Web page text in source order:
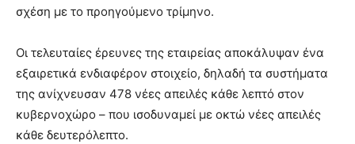
σχέση με το προηγούμενο τρίμηνο.
Οι τελευταίες έρευνες της εταιρείας αποκάλυψαν ένα
εξαιρετικά ενδιαφέρον στοιχείο, δηλαδή τα συστήματα
της ανίχνευσαν 478 νέες απειλές κάθε λεπτό στον
κυβερνοχώρο – που ισοδυναμεί με οκτώ νέες απειλές
κάθε δευτερόλεπτο.